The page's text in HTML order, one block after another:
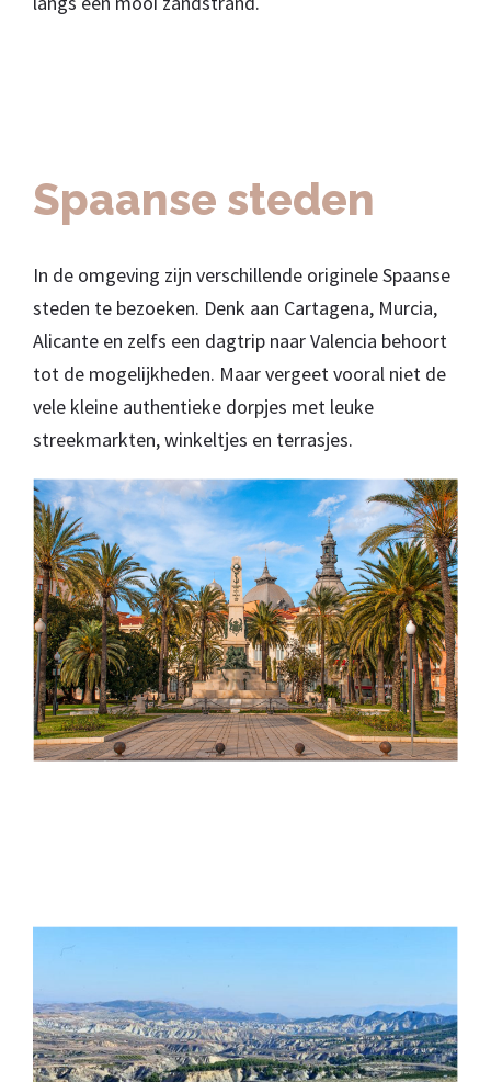
Spaanse steden
In de omgeving zijn verschillende originele Spaanse
steden te bezoeken. Denk aan Cartagena, Murcia,
Alicante en zelfs een dagtrip naar Valencia behoort
tot de mogelijkheden. Maar vergeet vooral niet de
vele kleine authentieke dorpjes met leuke
streekmarkten, winkeltjes en terrasjes.